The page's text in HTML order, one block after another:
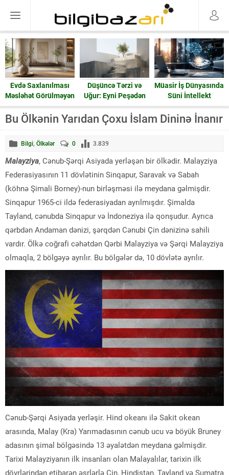
Düşüncə Tərzi və
Uğur: Eyni Peşədən
Fərqli Nəticələrə
Gedən Yol
Müasir İş Dünyasında
Süni İntellekt
Keçmişə doğru təsir
nədir? Zaman
həqiqətən geri işləyə
bilərmi?
Bu Ölkənin Yarıdan Çoxu İslam Dininə İnanır
Bilgi, Ölkələr 0 3.839
Malayziya, Cənub-Şərqi Asiyada yerləşən bir ölkədir. Malayziya
Federasiyasının 11 dövlətinin Sinqapur, Saravak və Sabah
(köhnə Şimali Borney)-nun birləşməsi ilə meydana gəlmişdir.
Sinqapur 1965-ci ildə federasiyadan ayrılmışdır. Şimalda
Tayland, cənubda Sinqapur və İndoneziya ilə qonşudur. Ayrıca
qərbdən Andaman dənizi, şərqdən Cənubi Çin dənizinə sahili
vardır. Ölkə coğrafi cəhətdən Qərbi Malayziya və Şərqi Malayziya
olmaqla, 2 bölgəyə ayrılır. Bu bölgələr də, 10 dövlətə ayrılır.
Cənub-Şərqi Asiyada yerləşir. Hind okeanı ilə Sakit okean
arasında, Malay (Kra) Yarımadasının cənub ucu və böyük Bruney
adasının şimal bölgəsində 13 əyalətdən meydana gəlmişdir.
Tarixi Malayziyanın ilk insanları olan Malayalılar, tarixin ilk
dövrlərindən etibarən əsrlərlə Çin, Hindistan, Tayland və Sumatra